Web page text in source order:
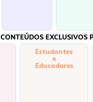
CONTEÚDOS EXCLUSIVOS
Estudantes
e
Educadores